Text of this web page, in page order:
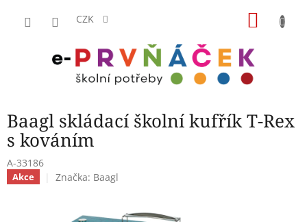
CZK
Baagl skládací školní kufřík T-Rex
s kováním
A-33186
Akce Značka: Baagl